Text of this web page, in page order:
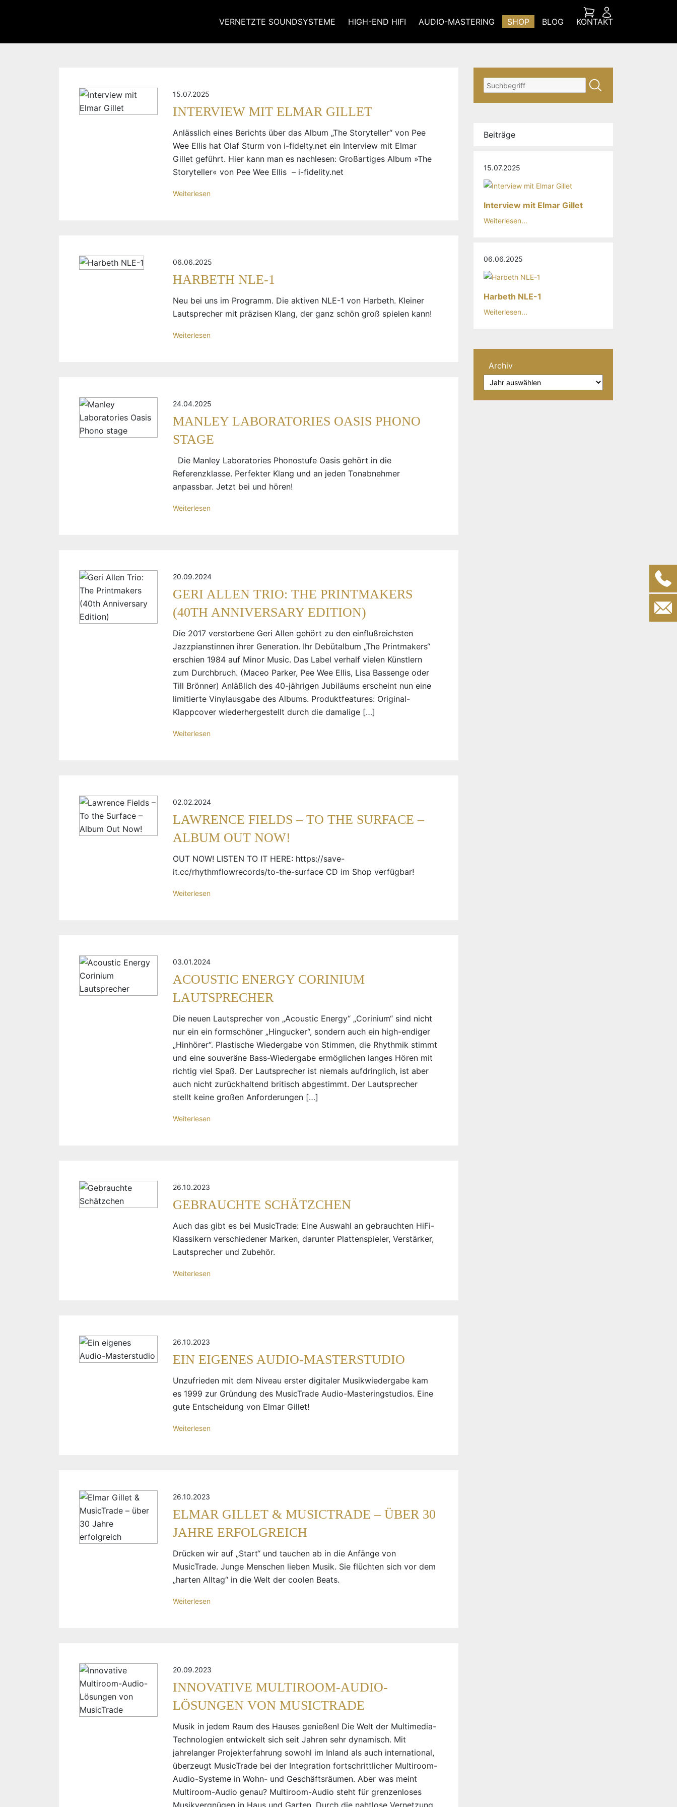
VERNETZTE SOUNDSYSTEME HIGH-END HIFI AUDIO-MASTERING SHOP BLOG KONTAKT
15.07.2025
INTERVIEW MIT ELMAR GILLET
Anlässlich eines Berichts über das Album „The Storyteller“ von Pee
Wee Ellis hat Olaf Sturm von i-fidelty.net ein Interview mit Elmar
Gillet geführt. Hier kann man es nachlesen: Großartiges Album »The
Storyteller« von Pee Wee Ellis – i-fidelity.net
Weiterlesen
06.06.2025
HARBETH NLE-1
Neu bei uns im Programm. Die aktiven NLE-1 von Harbeth. Kleiner
Lautsprecher mit präzisen Klang, der ganz schön groß spielen kann!
Weiterlesen
24.04.2025
MANLEY LABORATORIES OASIS PHONO
STAGE
Die Manley Laboratories Phonostufe Oasis gehört in die
Referenzklasse. Perfekter Klang und an jeden Tonabnehmer
anpassbar. Jetzt bei und hören!
Weiterlesen
20.09.2024
GERI ALLEN TRIO: THE PRINTMAKERS
(40TH ANNIVERSARY EDITION)
Die 2017 verstorbene Geri Allen gehört zu den einflußreichsten
Jazzpianstinnen ihrer Generation. Ihr Debütalbum „The Printmakers“
erschien 1984 auf Minor Music. Das Label verhalf vielen Künstlern
zum Durchbruch. (Maceo Parker, Pee Wee Ellis, Lisa Bassenge oder
Till Brönner) Anläßlich des 40-jährigen Jubiläums erscheint nun eine
limitierte Vinylausgabe des Albums. Produktfeatures: Original-
Klappcover wiederhergestellt durch die damalige […]
Weiterlesen
02.02.2024
LAWRENCE FIELDS – TO THE SURFACE –
ALBUM OUT NOW!
OUT NOW! LISTEN TO IT HERE: https://save-
it.cc/rhythmflowrecords/to-the-surface CD im Shop verfügbar!
Weiterlesen
03.01.2024
ACOUSTIC ENERGY CORINIUM
LAUTSPRECHER
Die neuen Lautsprecher von „Acoustic Energy“ „Corinium“ sind nicht
nur ein ein formschöner „Hingucker“, sondern auch ein high-endiger
„Hinhörer“. Plastische Wiedergabe von Stimmen, die Rhythmik stimmt
und eine souveräne Bass-Wiedergabe ermöglichen langes Hören mit
richtig viel Spaß. Der Lautsprecher ist niemals aufdringlich, ist aber
auch nicht zurückhaltend britisch abgestimmt. Der Lautsprecher
stellt keine großen Anforderungen […]
Weiterlesen
26.10.2023
GEBRAUCHTE SCHÄTZCHEN
Auch das gibt es bei MusicTrade: Eine Auswahl an gebrauchten HiFi-
Klassikern verschiedener Marken, darunter Plattenspieler, Verstärker,
Lautsprecher und Zubehör.
Weiterlesen
26.10.2023
EIN EIGENES AUDIO-MASTERSTUDIO
Unzufrieden mit dem Niveau erster digitaler Musikwiedergabe kam
es 1999 zur Gründung des MusicTrade Audio-Masteringstudios. Eine
gute Entscheidung von Elmar Gillet!
Weiterlesen
26.10.2023
ELMAR GILLET & MUSICTRADE – ÜBER 30
JAHRE ERFOLGREICH
Drücken wir auf „Start“ und tauchen ab in die Anfänge von
MusicTrade. Junge Menschen lieben Musik. Sie flüchten sich vor dem
„harten Alltag“ in die Welt der coolen Beats.
Weiterlesen
20.09.2023
INNOVATIVE MULTIROOM-AUDIO-
LÖSUNGEN VON MUSICTRADE
Musik in jedem Raum des Hauses genießen! Die Welt der Multimedia-
Technologien entwickelt sich seit Jahren sehr dynamisch. Mit
jahrelanger Projekterfahrung sowohl im Inland als auch international,
überzeugt MusicTrade bei der Integration fortschrittlicher Multiroom-
Audio-Systeme in Wohn- und Geschäftsräumen. Aber was meint
Multiroom-Audio genau? Multiroom-Audio steht für grenzenloses
Musikvergnügen in Haus und Garten. Durch die nahtlose Vernetzung
Beiträge
15.07.2025
Interview mit Elmar Gillet
Weiterlesen...
06.06.2025
Harbeth NLE-1
Weiterlesen...
Archiv